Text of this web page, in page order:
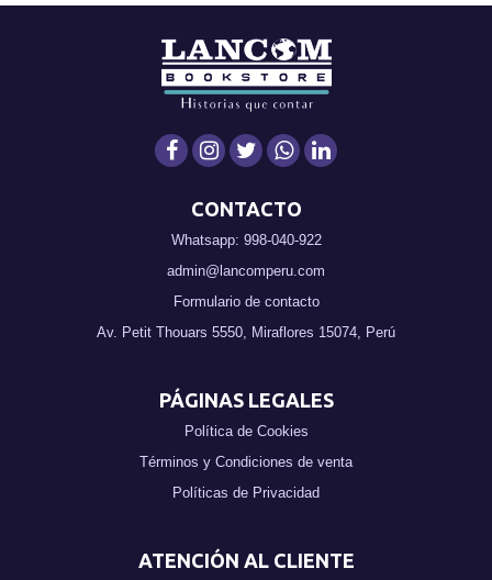
CONTACTO
Whatsapp: 998-040-922
admin@lancomperu.com
Formulario de contacto
Av. Petit Thouars 5550, Miraflores 15074, Perú
PÁGINAS LEGALES
Política de Cookies
Términos y Condiciones de venta
Políticas de Privacidad
ATENCIÓN AL CLIENTE